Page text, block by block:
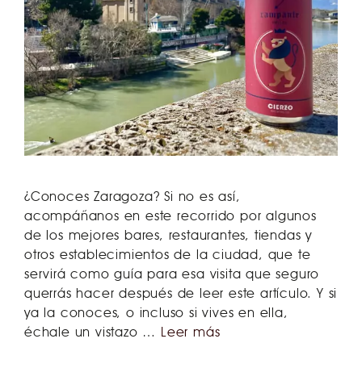
¿Conoces Zaragoza? Si no es así,
acompáñanos en este recorrido por algunos
de los mejores bares, restaurantes, tiendas y
otros establecimientos de la ciudad, que te
servirá como guía para esa visita que seguro
querrás hacer después de leer este artículo. Y si
ya la conoces, o incluso si vives en ella,
échale un vistazo … Leer más